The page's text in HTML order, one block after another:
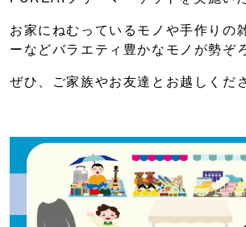
お家にねむっているモノや手作りの
ーなどバラエティ豊かなモノが勢ぞ
ぜひ、ご家族やお友達とお越しくだ